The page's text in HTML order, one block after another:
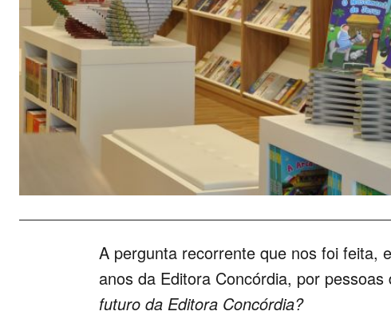
A pergunta recorrente que nos foi feita,
anos da Editora Concórdia, por
futuro da Editora Concórdia?